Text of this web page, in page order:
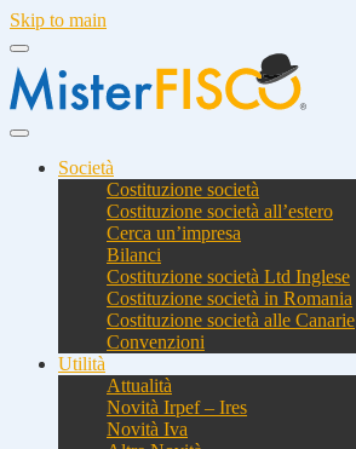
Skip to main
Società
Costituzione società
Costituzione società all’estero
Cerca un’impresa
Bilanci
Costituzione società Ltd Inglese
Costituzione società in Romania
Costituzione società alle Canarie
Convenzioni
Utilità
Attualità
Novità Irpef – Ires
Novità Iva